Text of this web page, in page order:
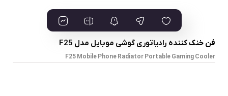
فن خنک کننده رادیاتوری گوشی موبایل مدل F25
F25 Mobile Phone Radiator Portable Gaming Cooler